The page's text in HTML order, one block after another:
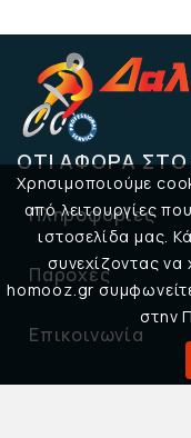
Χρησιμοποιούμε
από λειτουργίες
ιστοσελίδα μας.
συνεχίζοντας να
homooz.gr
στην
ΌΤΙ ΑΦΟΡΆ
Πληροφορίες
Παροχές
Επικοινωνία